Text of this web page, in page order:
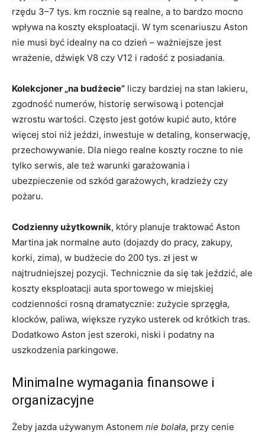
rzędu 3–7 tys. km rocznie są realne, a to bardzo mocno
wpływa na koszty eksploatacji. W tym scenariuszu Aston
nie musi być idealny na co dzień – ważniejsze jest
wrażenie, dźwięk V8 czy V12 i radość z posiadania.
Kolekcjoner „na budżecie” liczy bardziej na stan lakieru,
zgodność numerów, historię serwisową i potencjał
wzrostu wartości. Często jest gotów kupić auto, które
więcej stoi niż jeździ, inwestuje w detaling, konserwację,
przechowywanie. Dla niego realne koszty roczne to nie
tylko serwis, ale też warunki garażowania i
ubezpieczenie od szkód garażowych, kradzieży czy
pożaru.
Codzienny użytkownik, który planuje traktować Aston
Martina jak normalne auto (dojazdy do pracy, zakupy,
korki, zima), w budżecie do 200 tys. zł jest w
najtrudniejszej pozycji. Technicznie da się tak jeździć, ale
koszty eksploatacji auta sportowego w miejskiej
codzienności rosną dramatycznie: zużycie sprzęgła,
klocków, paliwa, większe ryzyko usterek od krótkich tras.
Dodatkowo Aston jest szeroki, niski i podatny na
uszkodzenia parkingowe.
Minimalne wymagania finansowe i
organizacyjne
Żeby jazda używanym Astonem nie bolała, przy cenie